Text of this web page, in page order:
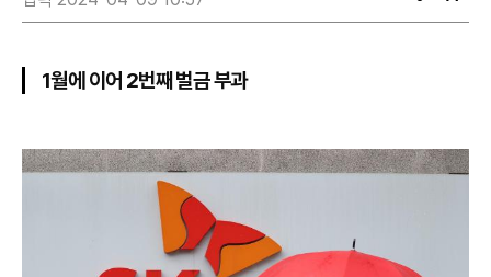
유
스
1월에 이어 2번째 벌금 부과